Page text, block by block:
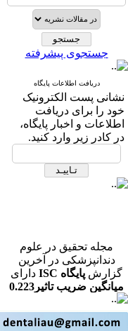
جستجوی پیشرفته
دریافت اطلاعات پایگاه
نشانی پست الکترونیک
خود را برای دریافت
اطلاعات و اخبار پایگاه،
در کادر زیر وارد کنید.
مجله تحقیق در علوم
دندانپزشکی در آخرین
گزارش پایگاه ISC
دارای
میانگین ضریب تاثیر0.223
در رشته دندانپزشکی می
باشد.